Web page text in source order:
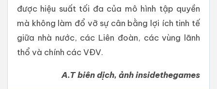
được hiệu suất tối đa của mô hình tập quyền
mà không làm đổ vỡ sự cân bằng lợi ích tinh tế
giữa nhà nước, các Liên đoàn, các vùng lãnh
thổ và chính các VĐV.
A.T biên dịch, ảnh insidethegames